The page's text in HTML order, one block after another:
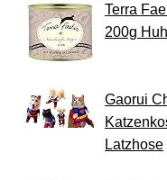
Terra
200g
Gaorui
Latzhose